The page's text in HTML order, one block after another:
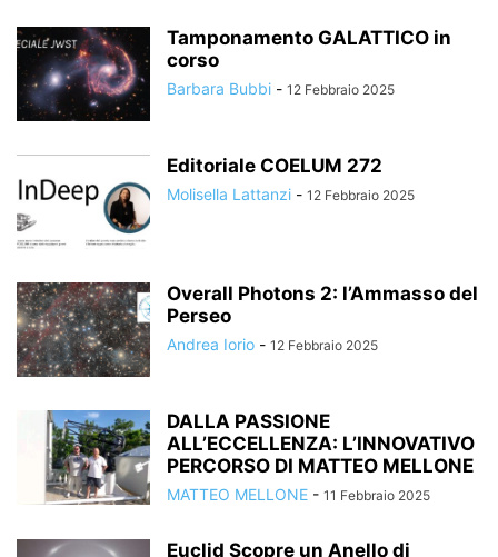
Tamponamento GALATTICO in
corso
Barbara Bubbi - 12 Febbraio 2025
Editoriale COELUM 272
Molisella Lattanzi - 12 Febbraio 2025
Overall Photons 2: l’Ammasso del
Perseo
Andrea Iorio - 12 Febbraio 2025
DALLA PASSIONE
ALL’ECCELLENZA: L’INNOVATIVO
PERCORSO DI MATTEO MELLONE
MATTEO MELLONE - 11 Febbraio 2025
Euclid Scopre un Anello di